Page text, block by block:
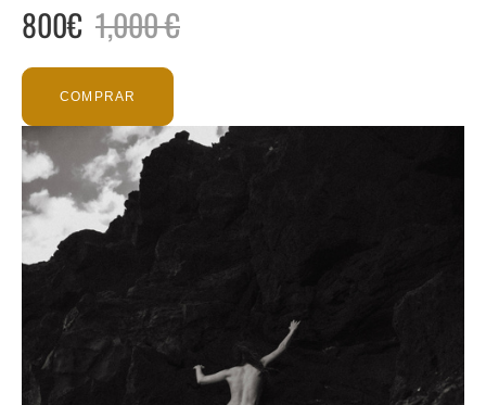
800€ 1,000 €
COMPRAR